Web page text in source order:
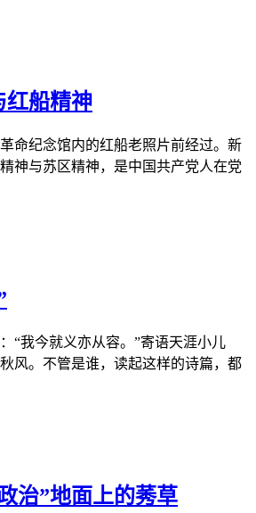
红船精神
命纪念馆内的红船老照片前经过。新
与苏区精神，是中国共产党人在党
“我今就义亦从容。”寄语天涯小儿
风。不管是谁，读起这样的诗篇，都
治”地面上的莠草